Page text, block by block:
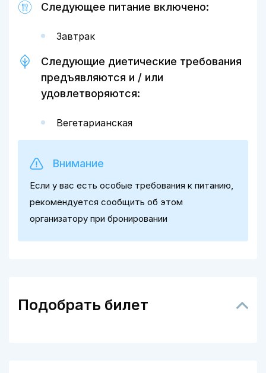
Следующее питание включено:
Завтрак
Следующие диетические требования
предъявляются и / или
удовлетворяются:
Вегетарианская
Внимание
Если у вас есть особые требования к питанию,
рекомендуется сообщить об этом
организатору при бронировании
Подобрать билет